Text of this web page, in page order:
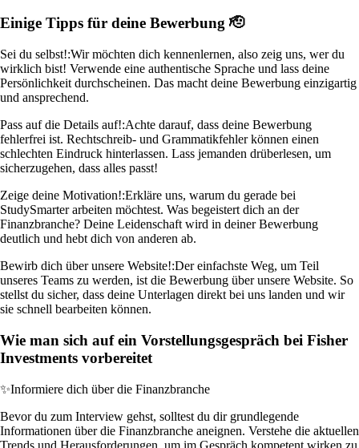
Einige Tipps für deine Bewerbung 🫡
Sei du selbst!:Wir möchten dich kennenlernen, also zeig uns, wer du
wirklich bist! Verwende eine authentische Sprache und lass deine
Persönlichkeit durchscheinen. Das macht deine Bewerbung einzigartig
und ansprechend.
Pass auf die Details auf!:Achte darauf, dass deine Bewerbung
fehlerfrei ist. Rechtschreib- und Grammatikfehler können einen
schlechten Eindruck hinterlassen. Lass jemanden drüberlesen, um
sicherzugehen, dass alles passt!
Zeige deine Motivation!:Erkläre uns, warum du gerade bei
StudySmarter arbeiten möchtest. Was begeistert dich an der
Finanzbranche? Deine Leidenschaft wird in deiner Bewerbung
deutlich und hebt dich von anderen ab.
Bewirb dich über unsere Website!:Der einfachste Weg, um Teil
unseres Teams zu werden, ist die Bewerbung über unsere Website. So
stellst du sicher, dass deine Unterlagen direkt bei uns landen und wir
sie schnell bearbeiten können.
Wie man sich auf ein Vorstellungsgespräch bei Fisher
Investments vorbereitet
✨Informiere dich über die Finanzbranche
Bevor du zum Interview gehst, solltest du dir grundlegende
Informationen über die Finanzbranche aneignen. Verstehe die aktuellen
Trends und Herausforderungen, um im Gespräch kompetent wirken zu